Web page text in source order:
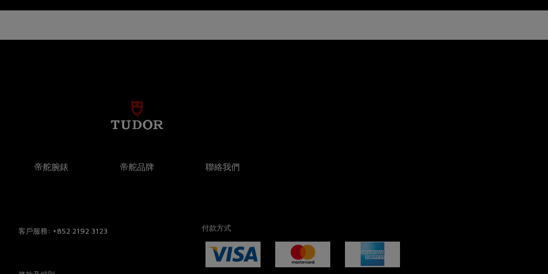
帝舵腕錶 帝舵品牌 聯絡我們
客戶服務: +852 2192 3123 付款方式